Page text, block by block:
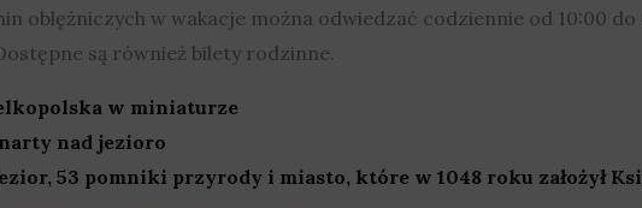
oblężniczych w wakacje można odwiedzać codziennie od 10:00 do
są również bilety rodzinne.
w miniaturze
nad jezioro
53 pomniki przyrody i miasto, które w 1048 roku założył